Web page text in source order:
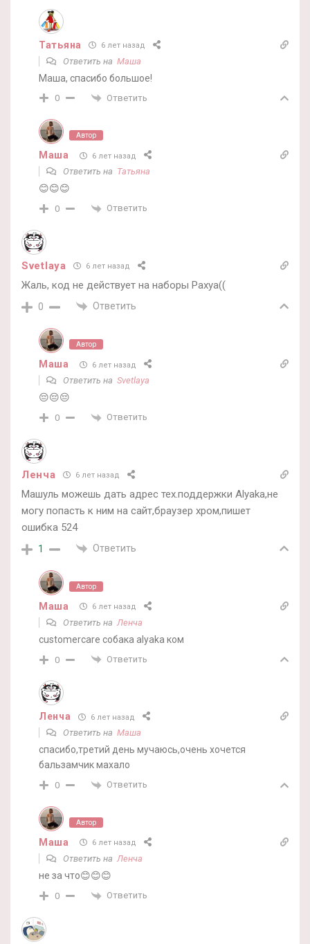
Татьяна 6 лет назад
Ответить на Маша
Маша, спасибо большое!
0 Ответить
Автор
Маша 6 лет назад
Ответить на Татьяна
😊😊😊
0 Ответить
Svetlaya 6 лет назад
Жаль, код не действует на наборы Рахуа((
0 Ответить
Автор
Маша 6 лет назад
Ответить на Svetlaya
😔😔😔
0 Ответить
Ленча 6 лет назад
Машуль можешь дать адрес тех.поддержки Alyaka,не
могу попасть к ним на сайт,браузер хром,пишет
ошибка 524
1 Ответить
Автор
Маша 6 лет назад
Ответить на Ленча
customercare собака alyaka ком
0 Ответить
Ленча 6 лет назад
Ответить на Маша
спасибо,третий день мучаюсь,очень хочется
бальзамчик махало
0 Ответить
Автор
Маша 6 лет назад
Ответить на Ленча
не за что😊😊😊
0 Ответить